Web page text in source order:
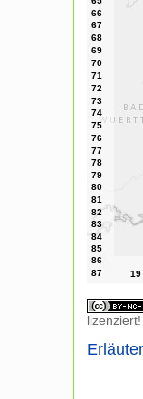
lizenziert!